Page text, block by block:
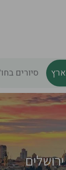
סיורים
ירושלים